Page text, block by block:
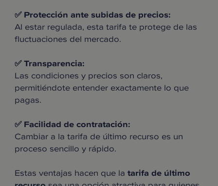
✅ Protección ante subidas de precios:
Al estar regulada, esta tarifa te protege de las
fluctuaciones del mercado.
✅ Transparencia:
Las condiciones y precios son claros,
permitiéndote entender exactamente lo que
pagas.
✅ Facilidad de contratación:
Cambiar a la tarifa de último recurso es un
proceso sencillo y rápido.
Estas ventajas hacen que la tarifa de último